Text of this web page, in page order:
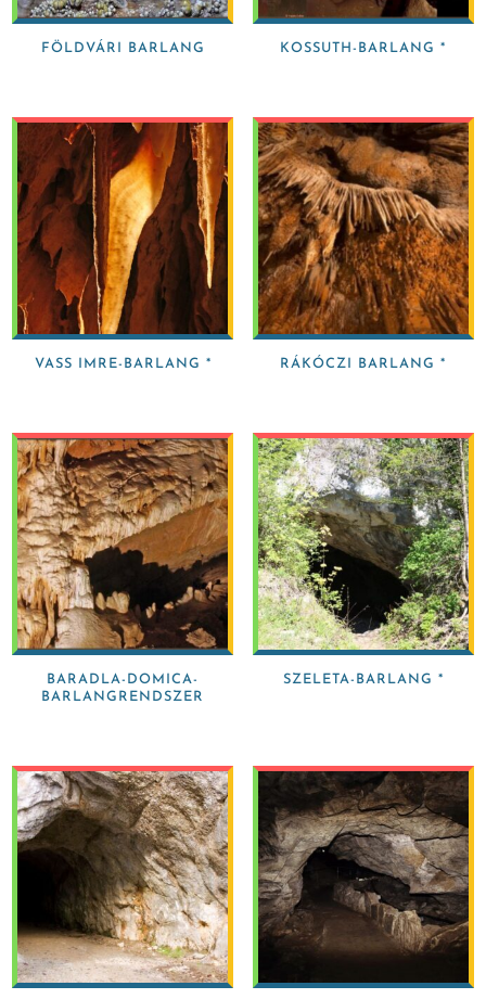
FÖLDVÁRI BARLANG KOSSUTH-BARLANG *
VASS IMRE-BARLANG * RÁKÓCZI BARLANG *
BARADLA-DOMICA-
BARLANGRENDSZER
SZELETA-BARLANG *